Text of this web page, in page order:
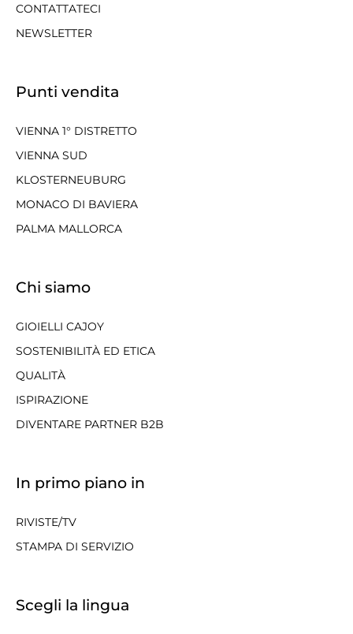
CONTATTATECI
NEWSLETTER
Punti vendita
VIENNA 1° DISTRETTO
VIENNA SUD
KLOSTERNEUBURG
MONACO DI BAVIERA
PALMA MALLORCA
Chi siamo
GIOIELLI CAJOY
SOSTENIBILITÀ ED ETICA
QUALITÀ
ISPIRAZIONE
DIVENTARE PARTNER B2B
In primo piano in
RIVISTE/TV
STAMPA DI SERVIZIO
Scegli la lingua